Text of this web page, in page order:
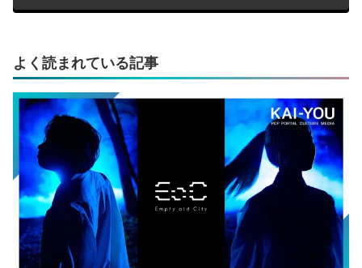
よく読まれている記事